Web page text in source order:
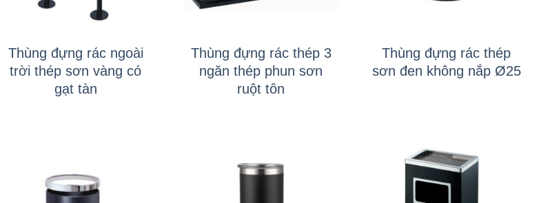
Thùng đựng rác ngoài
trời thép sơn vàng có
gạt tàn
Thùng đựng rác thép 3
ngăn thép phun sơn
ruột tôn
Thùng đựng rác thép
sơn đen không nắp Ø25